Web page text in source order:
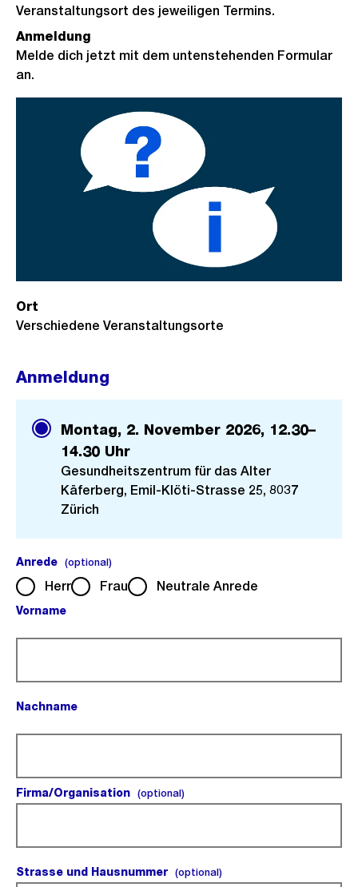
Veranstaltungsort des jeweiligen Termins.
Anmeldung
Melde dich jetzt mit dem untenstehenden Formular
an.
Ort
Verschiedene Veranstaltungsorte
Anmeldung
Montag, 2. November 2026, 12.30–
14.30 Uhr
Gesundheitszentrum für das Alter
Käferberg, Emil-Klöti-Strasse 25, 8037
Zürich
Anrede (optional)(optional).
Herr Frau Neutrale Anrede
Vorname
Nachname
Firma/Organisation (optional)(optional).
Strasse und Hausnummer (optional)(optional).